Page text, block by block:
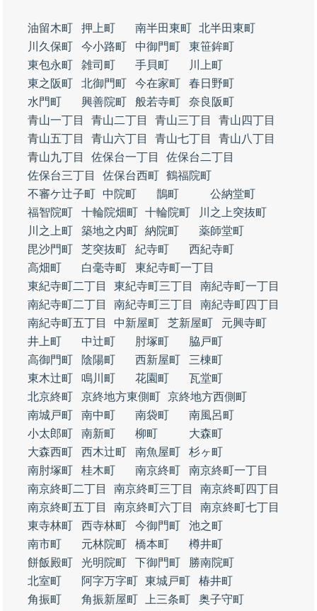
油留木町 押上町 南半田東町 北半田東町
川久保町
今小路町 中御門町
東笹鉾町
東包永町
雑司町 手貝町
川上町
東之阪町
北御門町 今在家町
春日野町
水門町
興善院町 般若寺町
奈良阪町
青山一丁目
青山二丁目 青山三丁目
青山四丁目
青山五丁目
青山六丁目 青山七丁目
青山八丁目
青山九丁目
佐保台一丁目
佐保台二丁目
佐保台三丁目
佐保台西町 鶴福院町
不審ケ辻子町
中院町 鵲町
公納堂町
福智院町
十輪院畑町 十輪院町
川之上突抜町
川之上町
築地之内町 納院町
薬師堂町
毘沙門町
芝突抜町 紀寺町
西紀寺町
高畑町
白毫寺町
東紀寺町一丁目
東紀寺町二丁目
東紀寺町三丁目
南紀寺町一丁目
南紀寺町二丁目
南紀寺町三丁目
南紀寺町四丁目
南紀寺町五丁目
中新屋町 芝新屋町
元興寺町
井上町
中辻町 肘塚町
脇戸町
高御門町
陰陽町 西新屋町
三棟町
東木辻町
鳴川町 花園町
瓦堂町
北京終町
京終地方東側町 京終地方西側町
南城戸町
南中町 南袋町
南風呂町
小太郎町
南新町 柳町
大森町
大森西町
西木辻町 南魚屋町
杉ヶ町
南肘塚町
桂木町 南京終町
南京終町一丁目
南京終町二丁目
南京終町三丁目
南京終町四丁目
南京終町五丁目
南京終町六丁目
南京終町七丁目
東寺林町
西寺林町 今御門町
池之町
南市町
元林院町 橋本町
樽井町
餅飯殿町
光明院町 下御門町
勝南院町
北室町
阿字万字町 東城戸町
椿井町
角振町
角振新屋町 上三条町
奥子守町